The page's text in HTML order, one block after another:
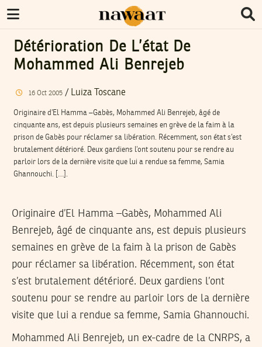
Détérioration De L’état De
Mohammed Ali Benrejeb
16 Oct 2005/ Luiza Toscane
Originaire d’El Hamma –Gabès, Mohammed Ali Benrejeb, âgé de
cinquante ans, est depuis plusieurs semaines en grève de la faim à la
prison de Gabès pour réclamer sa libération. Récemment, son état s’est
brutalement détérioré. Deux gardiens l’ont soutenu pour se rendre au
parloir lors de la dernière visite que lui a rendue sa femme, Samia
Ghannouchi. […].
Originaire d’El Hamma –Gabès, Mohammed Ali
Benrejeb, âgé de cinquante ans, est depuis plusieurs
semaines en grève de la faim à la prison de Gabès
pour réclamer sa libération. Récemment, son état
s’est brutalement détérioré. Deux gardiens l’ont
soutenu pour se rendre au parloir lors de la dernière
visite que lui a rendue sa femme, Samia Ghannouchi.
Mohammed Ali Benrejeb, un ex-cadre de la CNRPS, a